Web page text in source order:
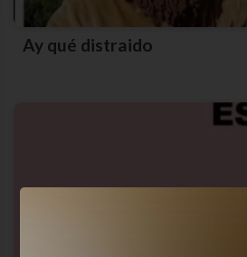
Ay qué distraido